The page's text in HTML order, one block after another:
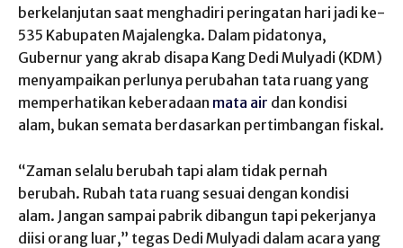
berkelanjutan saat menghadiri peringatan hari jadi ke-
535 Kabupaten Majalengka. Dalam pidatonya,
Gubernur yang akrab disapa Kang Dedi Mulyadi (KDM)
menyampaikan perlunya perubahan tata ruang yang
memperhatikan keberadaan mata air dan kondisi
alam, bukan semata berdasarkan pertimbangan fiskal.
“Zaman selalu berubah tapi alam tidak pernah
berubah. Rubah tata ruang sesuai dengan kondisi
alam. Jangan sampai pabrik dibangun tapi pekerjanya
diisi orang luar,” tegas Dedi Mulyadi dalam acara yang